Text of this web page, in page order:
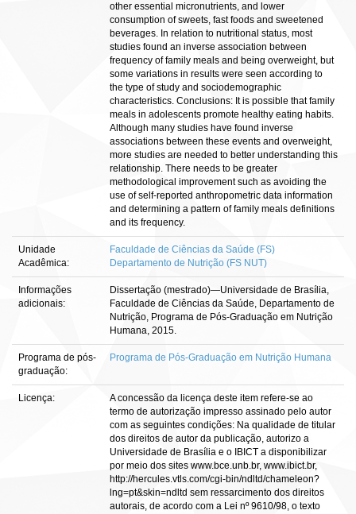
other essential micronutrients, and lower
consumption of sweets, fast foods and sweetened
beverages. In relation to nutritional status, most
studies found an inverse association between
frequency of family meals and being overweight, but
some variations in results were seen according to
the type of study and sociodemographic
characteristics. Conclusions: It is possible that family
meals in adolescents promote healthy eating habits.
Although many studies have found inverse
associations between these events and overweight,
more studies are needed to better understanding this
relationship. There needs to be greater
methodological improvement such as avoiding the
use of self-reported anthropometric data information
and determining a pattern of family meals definitions
and its frequency.
Unidade
Acadêmica:
Faculdade de Ciências da Saúde (FS)
Departamento de Nutrição (FS NUT)
Informações
adicionais:
Dissertação (mestrado)—Universidade de Brasília,
Faculdade de Ciências da Saúde, Departamento de
Nutrição, Programa de Pós-Graduação em Nutrição
Humana, 2015.
Programa de pós-
graduação:
Programa de Pós-Graduação em Nutrição Humana
Licença:
A concessão da licença deste item refere-se ao
termo de autorização impresso assinado pelo autor
com as seguintes condições: Na qualidade de titular
dos direitos de autor da publicação, autorizo a
Universidade de Brasília e o IBICT a disponibilizar
por meio dos sites www.bce.unb.br, www.ibict.br,
http://hercules.vtls.com/cgi-bin/ndltd/chameleon?
lng=pt&skin=ndltd sem ressarcimento dos direitos
autorais, de acordo com a Lei nº 9610/98, o texto